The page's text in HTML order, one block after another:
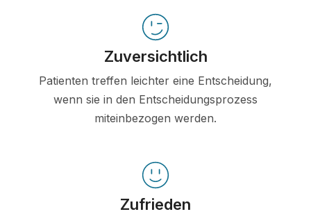
Zuversichtlich
Patienten treffen leichter eine Entscheidung,
wenn sie in den Entscheidungsprozess
miteinbezogen werden.
Zufrieden